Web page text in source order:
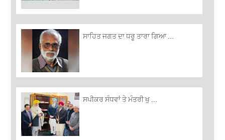
ਸਾਹਿਤ ਜਗਤ ਦਾ ਧਰੂ ਤਾਰਾ ਗਿਆ ...
ਸਪੀਕਰ ਸੰਧਵਾਂ ਤੇ ਮੰਤਰੀ ਖੁ ...